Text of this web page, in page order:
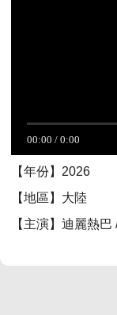
【年份】2026
【地區】大陸
【主演】迪麗熱